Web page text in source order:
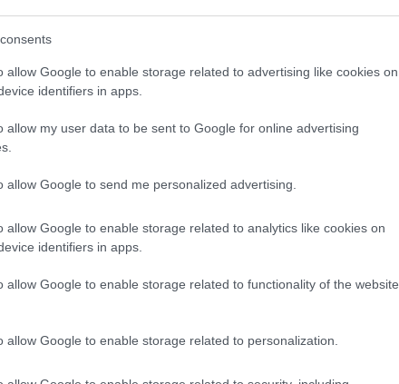
allow Google to enable storage related to advertising like cookies on
identifiers in apps.
allow my user data to be sent to Google for online advertising
allow Google to send me personalized advertising.
allow Google to enable storage related to analytics like cookies on
identifiers in apps.
allow Google to enable storage related to functionality of the website
allow Google to enable storage related to personalization.
Te milyen karmikus
sérüléssel érkeztél? Így
járnod, még akkor is, ha
lehetőségek is jól működnek, és
neki.
hogy annyira bámulod a telefonodat
a vonzóbbnál vonzóbb férfiak. A
Nyilván ez neked, az örök
felnőttként viselkedni, mert
nem fecséreled el, hanem